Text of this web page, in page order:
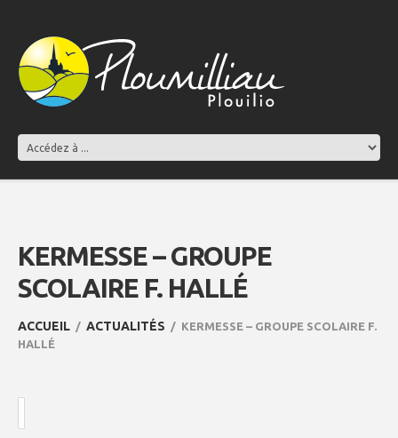
KERMESSE – GROUPE
SCOLAIRE F. HALLÉ
ACCUEIL ACTUALITÉS
KERMESSE – GROUPE SCOLAIRE F.
HALLÉ